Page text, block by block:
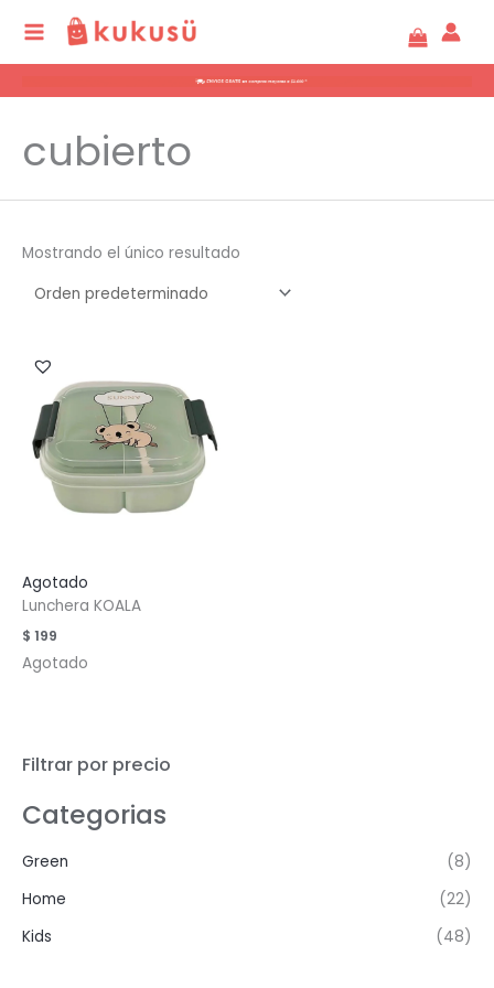
contenido
Filtrar por precio
Categorias
Green
(8)
Home
(22)
Kids
(48)
cubierto
Mostrando el único resultado
Agotado
Lunchera KOALA
$ 199
Agotado